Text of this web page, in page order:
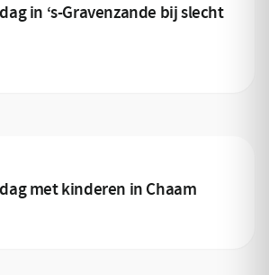
in ‘s-Gravenzande bij slecht
met kinderen in Chaam